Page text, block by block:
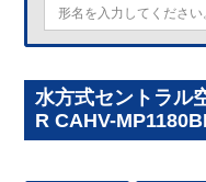
水方式セントラル
R CAHV-